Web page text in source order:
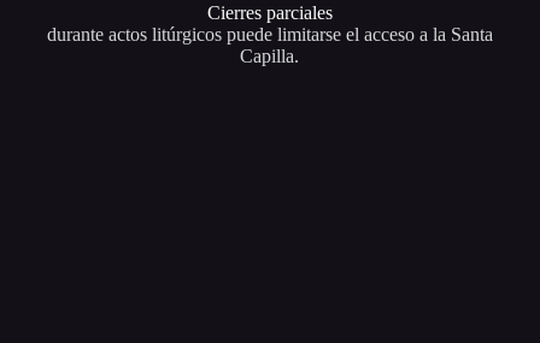
Cierres parciales
durante actos litúrgicos puede limitarse el acceso a la Santa
Capilla.